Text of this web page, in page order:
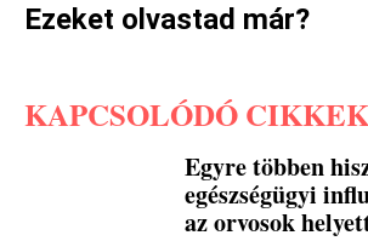
Ezeket olvastad már?
KAPCSOLÓDÓ CIKKEK
Egyre többen
egészségügyi
az orvosok